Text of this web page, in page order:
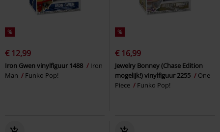
%
€ 12,99
Iron Gwen vinylfiguur 1488
Iron
Man
Funko Pop!
%
€ 16,99
Jewelry Bonney (Chase Edition
mogelijk!) vinylfiguur 2255
One
Piece
Funko Pop!